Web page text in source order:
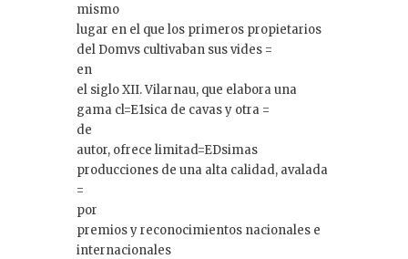
mismo
lugar en el que los primeros propietarios
del Domvs cultivaban sus vides =
en
el siglo XII. Vilarnau, que elabora una
gama cl=E1sica de cavas y otra =
de
autor, ofrece limitad=EDsimas
producciones de una alta calidad, avalada
=
por
premios y reconocimientos nacionales e
internacionales